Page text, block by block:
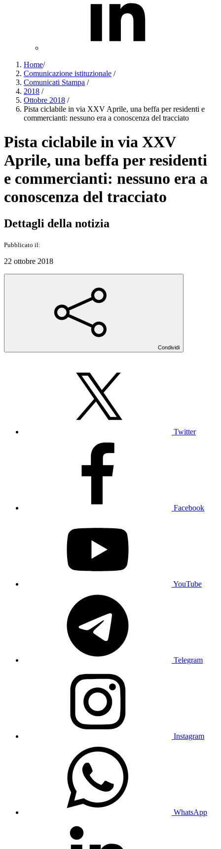
Home/
Comunicazione istituzionale /
Comunicati Stampa /
2018 /
Ottobre 2018 /
Pista ciclabile in via XXV Aprile, una beffa per residenti e
commercianti: nessuno era a conoscenza del tracciato
Pista ciclabile in via XXV
Aprile, una beffa per residenti
e commercianti: nessuno era a
conoscenza del tracciato
Dettagli della notizia
Pubblicato il:
22 ottobre 2018
Condividi
Twitter
Facebook
YouTube
Telegram
Instagram
WhatsApp